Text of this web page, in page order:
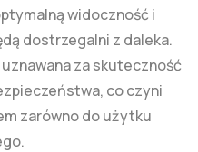
widoczność i
dostrzegalni z daleka.
za skuteczność
co czyni
zarówno do użytku